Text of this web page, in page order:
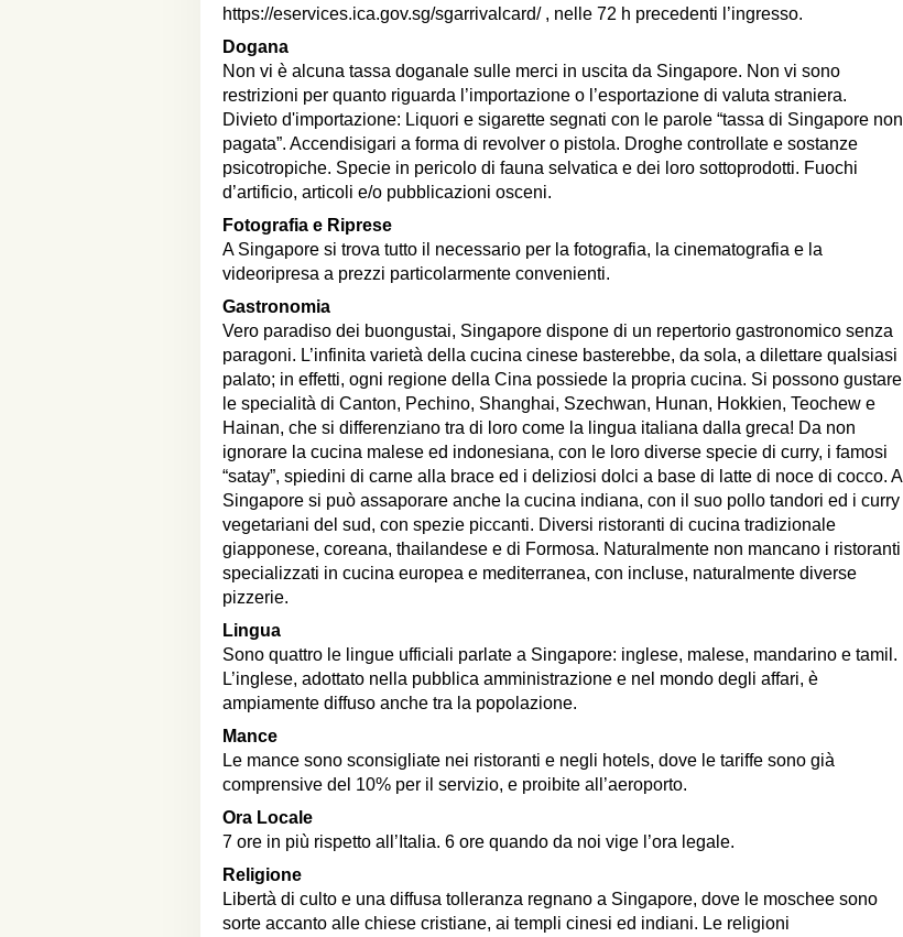
https://eservices.ica.gov.sg/sgarrivalcard/ , nelle 72 h precedenti l’ingresso.
Dogana
Non vi è alcuna tassa doganale sulle merci in uscita da Singapore. Non vi sono
restrizioni per quanto riguarda l’importazione o l’esportazione di valuta straniera.
Divieto d'importazione: Liquori e sigarette segnati con le parole “tassa di Singapore non
pagata”. Accendisigari a forma di revolver o pistola. Droghe controllate e sostanze
psicotropiche. Specie in pericolo di fauna selvatica e dei loro sottoprodotti. Fuochi
d’artificio, articoli e/o pubblicazioni osceni.
Fotografia e Riprese
A Singapore si trova tutto il necessario per la fotografia, la cinematografia e la
videoripresa a prezzi particolarmente convenienti.
Gastronomia
Vero paradiso dei buongustai, Singapore dispone di un repertorio gastronomico senza
paragoni. L’infinita varietà della cucina cinese basterebbe, da sola, a dilettare qualsiasi
palato; in effetti, ogni regione della Cina possiede la propria cucina. Si possono gustare
le specialità di Canton, Pechino, Shanghai, Szechwan, Hunan, Hokkien, Teochew e
Hainan, che si differenziano tra di loro come la lingua italiana dalla greca! Da non
ignorare la cucina malese ed indonesiana, con le loro diverse specie di curry, i famosi
“satay”, spiedini di carne alla brace ed i deliziosi dolci a base di latte di noce di cocco. A
Singapore si può assaporare anche la cucina indiana, con il suo pollo tandori ed i curry
vegetariani del sud, con spezie piccanti. Diversi ristoranti di cucina tradizionale
giapponese, coreana, thailandese e di Formosa. Naturalmente non mancano i ristoranti
specializzati in cucina europea e mediterranea, con incluse, naturalmente diverse
pizzerie.
Lingua
Sono quattro le lingue ufficiali parlate a Singapore: inglese, malese, mandarino e tamil.
L’inglese, adottato nella pubblica amministrazione e nel mondo degli affari, è
ampiamente diffuso anche tra la popolazione.
Mance
Le mance sono sconsigliate nei ristoranti e negli hotels, dove le tariffe sono già
comprensive del 10% per il servizio, e proibite all’aeroporto.
Ora Locale
7 ore in più rispetto all’Italia. 6 ore quando da noi vige l’ora legale.
Religione
Libertà di culto e una diffusa tolleranza regnano a Singapore, dove le moschee sono
sorte accanto alle chiese cristiane, ai templi cinesi ed indiani. Le religioni